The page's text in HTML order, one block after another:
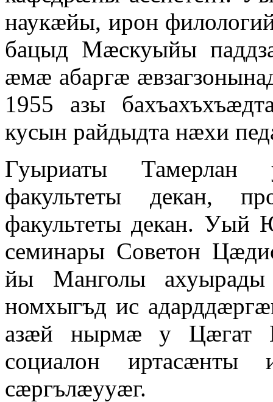
наукӕйы, ирон
бацыд Мӕскуыйы
ӕмӕ абаргӕ
1955 азы
кусын райдыдта нӕхи
Гуыриаты Тамерлан
факультеты декан,
факультеты декан.
семинары Советон
йы Манголы ахуырады
номхыгъд ис
азӕй нырмӕ у Цӕгат
социалон иртасӕнты
сӕргълӕууӕг.